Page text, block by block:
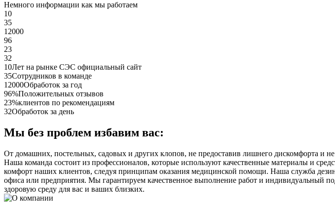
Немного информации как мы работаем
10
35
12000
96
23
32
10Лет на рынке СЭС официальный сайт
35Сотрудников в команде
12000Обработок за год
96%Положительных отзывов
23%клиентов по рекомендациям
32Обработок за день
Мы без проблем избавим вас:
От домашних, постельных, садовых и других клопов, не предоставив лишнего дискомфорта и не
Наша команда состоит из профессионалов, которые используют качественные материалы и
комфорт наших клиентов, следуя принципам оказания медицинской помощи. Наша служба
офиса или предприятия. Мы гарантируем качественное выполнение работ и индивидуальный
здоровую среду для вас и ваших близких.